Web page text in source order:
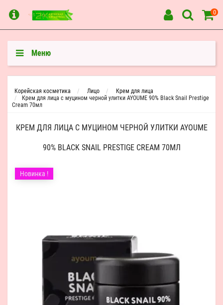
0
Меню
Корейская косметика Лицо
Крем для лица
Крем для лица с муцином черной улитки AYOUME 90% Black Snail Prestige
Cream 70мл
КРЕМ ДЛЯ ЛИЦА С МУЦИНОМ ЧЕРНОЙ УЛИТКИ AYOUME
90% BLACK SNAIL PRESTIGE CREAM 70МЛ
Новинка !